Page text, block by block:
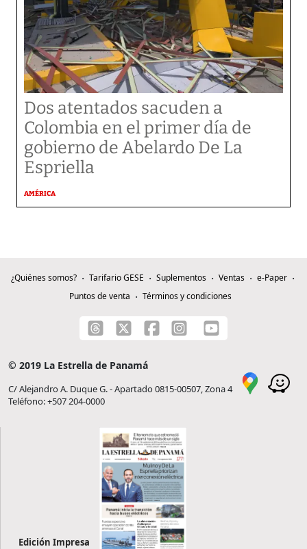
Dos atentados sacuden a
Colombia en el primer día de
gobierno de Abelardo De La
Espriella
AMÉRICA
¿Quiénes somos? Tarifario GESE Suplementos Ventas
e-Paper
Puntos de venta
Términos y condiciones
© 2019 La Estrella de Panamá
C/ Alejandro A. Duque G. - Apartado 0815-00507, Zona 4
Teléfono: +507 204-0000
Edición Impresa